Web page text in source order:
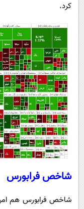
کرد.
شاخص فرابورس